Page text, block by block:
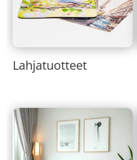
Lahjatuotteet